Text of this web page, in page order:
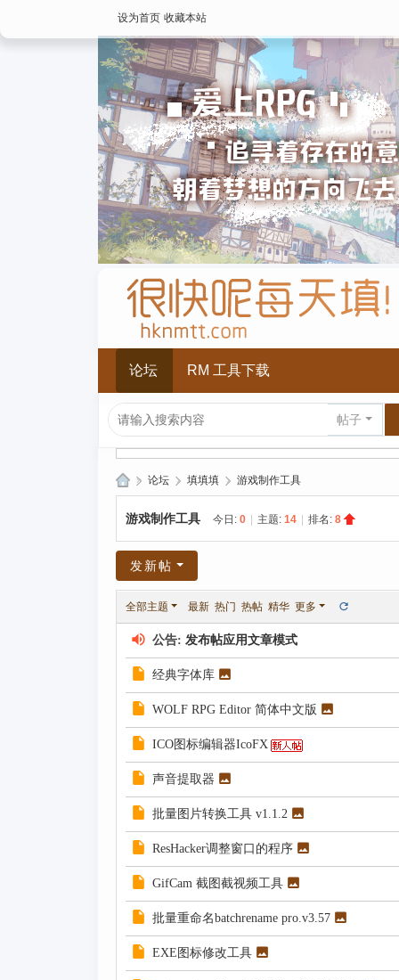
设为首页 收藏本站
论坛 RM 工具下载
帖子
P
G|
库
塔
» 论坛 › 填填填 › 游戏制作工具
游戏制作工具 今日: 0 主题: 14 排名: 8
发新帖
全部主题 最新 热门 热帖 精华 更多
公告: 发布帖应用文章模式
经典字体库
WOLF RPG Editor 简体中文版
ICO图标编辑器IcoFX
声音提取器
批量图片转换工具 v1.1.2
ResHacker调整窗口的程序
GifCam 截图截视频工具
批量重命名batchrename pro.v3.57
EXE图标修改工具